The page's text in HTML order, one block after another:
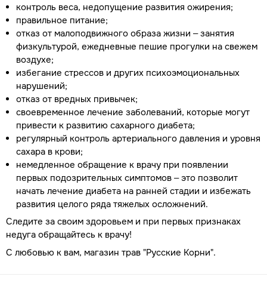
контроль веса, недопущение развития ожирения;
правильное питание;
отказ от малоподвижного образа жизни – занятия
физкультурой, ежедневные пешие прогулки на свежем
воздухе;
избегание стрессов и других психоэмоциональных
нарушений;
отказ от вредных привычек;
своевременное лечение заболеваний, которые могут
привести к развитию сахарного диабета;
регулярный контроль артериального давления и уровня
сахара в крови;
немедленное обращение к врачу при появлении
первых подозрительных симптомов – это позволит
начать лечение диабета на ранней стадии и избежать
развития целого ряда тяжелых осложнений.
Следите за своим здоровьем и при первых признаках
недуга обращайтесь к врачу!
С любовью к вам, магазин трав "Русские Корни".